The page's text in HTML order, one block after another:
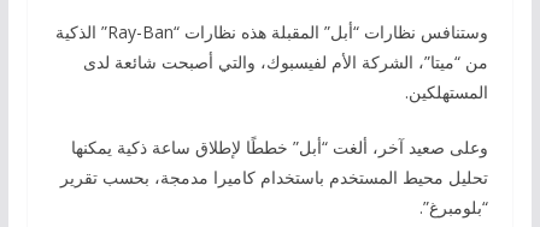
وستنافس نظارات “أبل” المقبلة هذه نظارات “Ray-Ban” الذكية
من “ميتا”، الشركة الأم لفيسبوك، والتي أصبحت شائعة لدى
المستهلكين.
وعلى صعيد آخر، ألغت “أبل” خططًا لإطلاق ساعة ذكية يمكنها
تحليل محيط المستخدم باستخدام كاميرا مدمجة، بحسب تقرير
“بلومبرغ”.